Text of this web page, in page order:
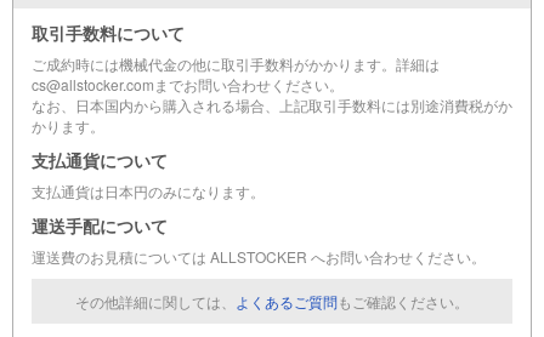
取引手数料について
ご成約時には機械代金の他に取引手数料がかかります。詳細は
cs@allstocker.comまでお問い合わせください。
なお、日本国内から購入される場合、上記取引手数料には別途消費税がか
かります。
支払通貨について
支払通貨は日本円のみになります。
運送手配について
運送費のお見積については ALLSTOCKER へお問い合わせください。
その他詳細に関しては、 よくあるご質問もご確認ください。